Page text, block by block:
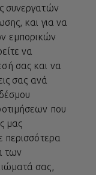
συνεργατών
και για να
εμπορικών
να
σας και να
σας ανά
που
μας
περισσότερα
των
σας,